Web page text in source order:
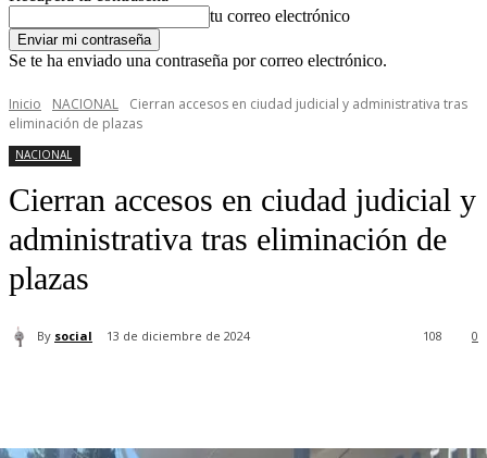
tu correo electrónico
Se te ha enviado una contraseña por correo electrónico.
Inicio NACIONAL
Cierran accesos en ciudad judicial y administrativa tras
eliminación de plazas
NACIONAL
Cierran accesos en ciudad judicial y
administrativa tras eliminación de
plazas
By social 13 de diciembre de 2024 0
108